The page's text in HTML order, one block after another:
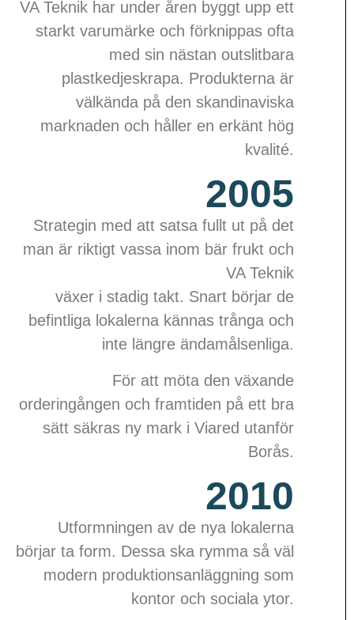
VA Teknik har under åren byggt upp ett
starkt varumärke och förknippas ofta
med sin nästan outslitbara
plastkedjeskrapa. Produkterna är
välkända på den skandinaviska
marknaden och håller en erkänt hög
kvalité.
2005
Strategin med att satsa fullt ut på det
man är riktigt vassa inom bär frukt och
VA Teknik
växer i stadig takt. Snart börjar de
befintliga lokalerna kännas trånga och
inte längre ändamålsenliga.
För att möta den växande
orderingången och framtiden på ett bra
sätt säkras ny mark i Viared utanför
Borås.
2010
Utformningen av de nya lokalerna
börjar ta form. Dessa ska rymma så väl
modern produktionsanläggning som
kontor och sociala ytor.